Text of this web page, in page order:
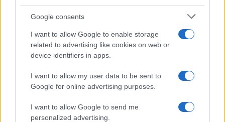
Google consents
I want to allow Google to enable storage
related to advertising like cookies on web or
device identifiers in apps.
I want to allow my user data to be sent to
Google for online advertising purposes.
I want to allow Google to send me
personalized advertising.
ADAM FORSSTRÖM SÄLG
Publicerad:2026-07-31 1 min läsning